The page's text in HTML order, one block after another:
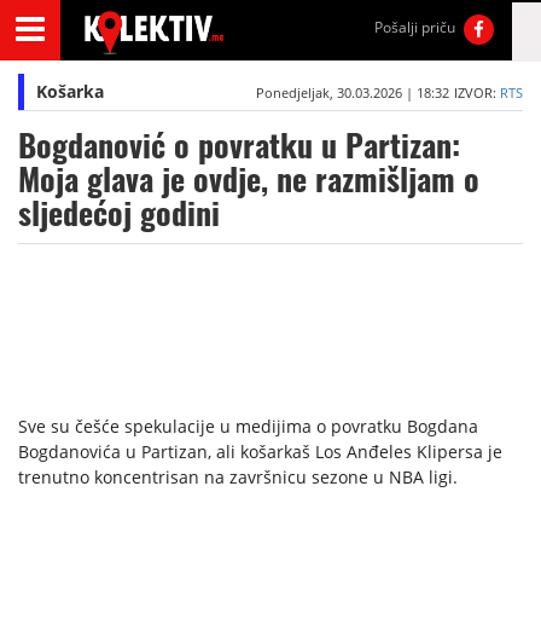
Pošalji priču
Košarka Ponedjeljak, 30.03.2026 | 18:32 IZVOR: RTS
Bogdanović o povratku u Partizan:
Moja glava je ovdje, ne razmišljam o
sljedećoj godini
Sve su češće spekulacije u medijima o povratku Bogdana
Bogdanovića u Partizan, ali košarkaš Los Anđeles Klipersa je
trenutno koncentrisan na završnicu sezone u NBA ligi.